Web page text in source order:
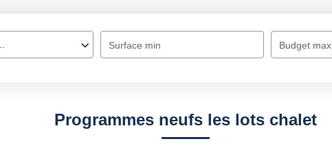
Surface min Budget max
Programmes neufs les lots chalet